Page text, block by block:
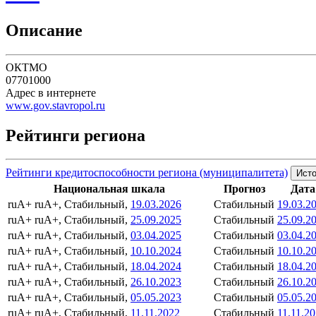
Описание
ОКТМО
07701000
Адрес в интернете
www.gov.stavropol.ru
Рейтинги региона
Рейтинги кредитоспособности региона (муниципалитета)
Национальная шкала Прогноз
Дата
ruA+ ruA+, Стабильный, 19.03.2026 Стабильный
ruA+ ruA+, Стабильный, 25.09.2025 Стабильный
ruA+ ruA+, Стабильный, 03.04.2025 Стабильный
ruA+ ruA+, Стабильный, 10.10.2024 Стабильный
ruA+ ruA+, Стабильный, 18.04.2024 Стабильный
ruA+ ruA+, Стабильный, 26.10.2023 Стабильный
ruA+ ruA+, Стабильный, 05.05.2023 Стабильный
ruA+ ruA+, Стабильный, 11.11.2022 Стабильный